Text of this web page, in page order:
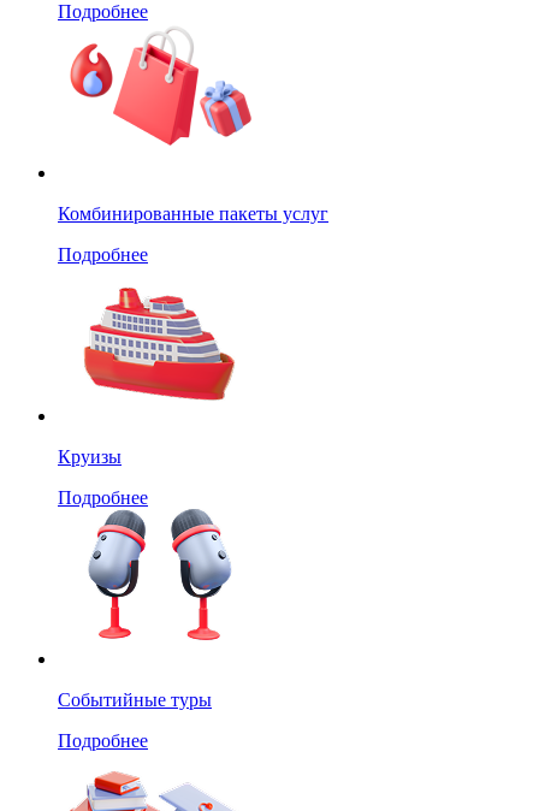
Подробнее
Комбинированные пакеты услуг
Подробнее
Круизы
Подробнее
Событийные туры
Подробнее